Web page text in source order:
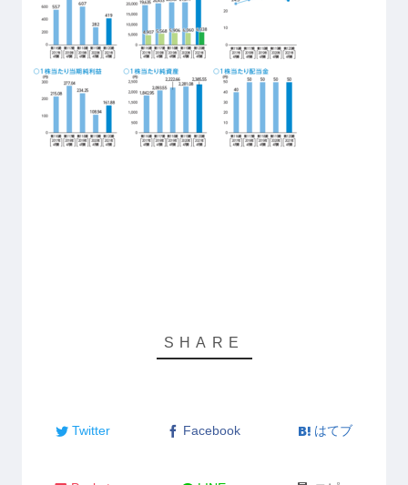
Twitter Facebook はてブ